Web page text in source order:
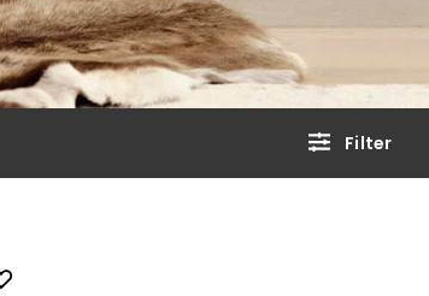
Filter